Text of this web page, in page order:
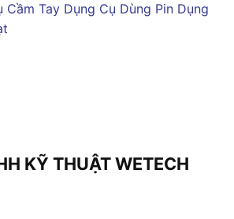
Cầm Tay Dụng Cụ Dùng Pin Dụng
KỸ THUẬT WETECH